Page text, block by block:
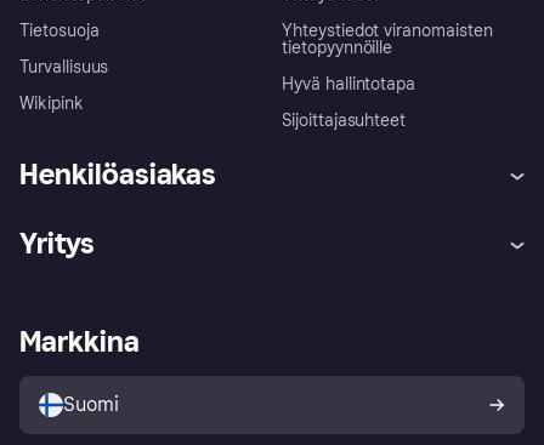
Tietosuoja
Turvallisuus
Wikipink
Yhteystiedot viranomaisten
tietopyynnöille
Hyvä hallintotapa
Sijoittajasuhteet
Henkilöasiakas
Kirjaudu sisään
Tutustu kauppoihin
Ostajan turva
Yritys
Kirjaudu sisään yrityksenä
Markkina
Suomi